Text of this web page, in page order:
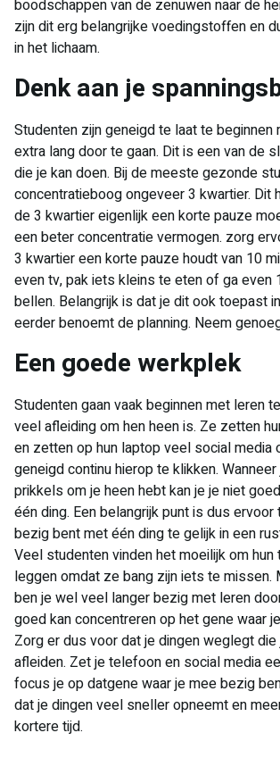
boodschappen van de zenuwen naar de
zijn dit erg belangrijke voedingstoffen en
in het lichaam.
​Denk aan je
Studenten zijn geneigd te laat te beginnen
extra lang door te gaan. Dit is een van de
die je kan doen. Bij de meeste gezonde
concentratieboog ongeveer 3 kwartier. Dit
de 3 kwartier eigenlijk een korte pauze
een beter concentratie vermogen. zorg
3 kwartier een korte pauze houdt van 10
even tv, pak iets kleins te eten of ga even
bellen. Belangrijk is dat je dit ook toepast
eerder benoemt de planning. Neem
​Een goede werkplek
Studenten gaan vaak beginnen met leren
veel afleiding om hen heen is. Ze zetten
en zetten op hun laptop veel social media
geneigd continu hierop te klikken.
prikkels om je heen hebt kan je je niet
één ding. Een belangrijk punt is dus
bezig bent met één ding te gelijk in een
Veel studenten vinden het moeilijk om
leggen omdat ze bang zijn iets te missen.
ben je wel veel langer bezig met leren
goed kan concentreren op het gene waar
Zorg er dus voor dat je dingen weglegt die
afleiden. Zet je telefoon en social media
focus je op datgene waar je mee bezig
dat je dingen veel sneller opneemt en
kortere tijd.